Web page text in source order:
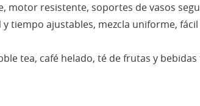
motor resistente, soportes de vasos
y tiempo ajustables, mezcla uniforme,
tea, café helado, té de frutas y bebidas